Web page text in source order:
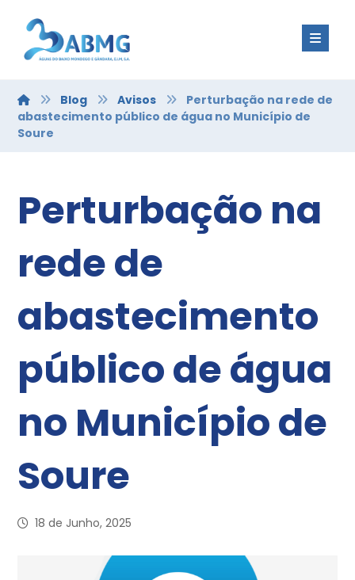
Blog Avisos
Perturbação na rede de
abastecimento público de água no Município de
Soure
Perturbação na
rede de
abastecimento
público de água
no Município de
Soure
18 de Junho, 2025